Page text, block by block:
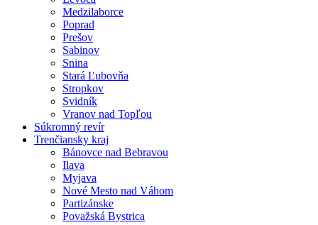
Medzilaborce
Poprad
Prešov
Sabinov
Snina
Stará Ľubovňa
Stropkov
Svidník
Vranov nad Topľou
Súkromný revír
Trenčiansky kraj
Bánovce nad Bebravou
Ilava
Myjava
Nové Mesto nad Váhom
Partizánske
Považská Bystrica